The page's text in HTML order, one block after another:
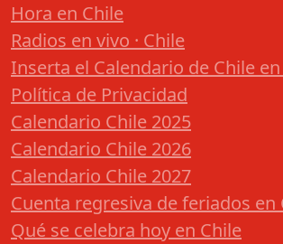
Hora en Chile
Radios en vivo · Chile
Inserta el Calendario de Chile
Política de Privacidad
Calendario Chile 2025
Calendario Chile 2026
Calendario Chile 2027
Cuenta regresiva de feriados en
Qué se celebra hoy en Chile